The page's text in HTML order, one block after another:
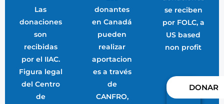
Las
donaciones
son
recibidas
por el IIAC.
Figura legal
del Centro
de
donantes
en Canadá
pueden
realizar
aportacion
es a través
de
CANFRO,
se reciben
por FOLC, a
US based
non profit
DONAR